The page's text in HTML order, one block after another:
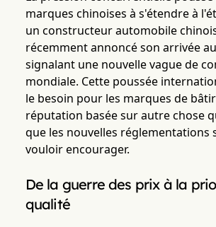
marques chinoises à s'étendre à
un constructeur automobile
récemment annoncé son arrivée
signalant une nouvelle vague de
mondiale. Cette poussée
le besoin pour les marques de
réputation basée sur autre chose
que les nouvelles réglementations
vouloir encourager.
De la guerre des prix à la
qualité